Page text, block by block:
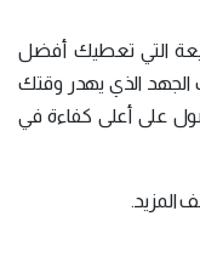
التي تعطيك أفضل
الجهد الذي يهدر وقتك
على أعلى كفاءة في
المزيد.